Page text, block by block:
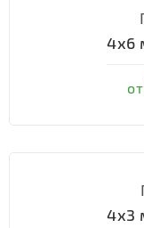
4х6
от
4х3